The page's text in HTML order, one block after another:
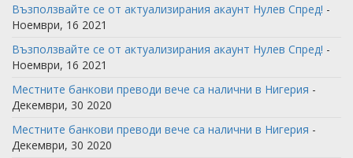
Възползвайте се от актуализирания акаунт Нулев Спред! -
Ноември, 16 2021
Възползвайте се от актуализирания акаунт Нулев Спред! -
Ноември, 16 2021
Местните банкови преводи вече са налични в Нигерия -
Декември, 30 2020
Местните банкови преводи вече са налични в Нигерия -
Декември, 30 2020